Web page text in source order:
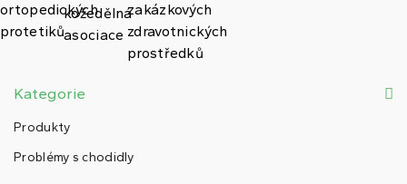
Kategorie
Produkty
Problémy s chodidly